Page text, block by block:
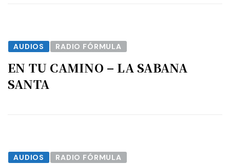
AUDIOS RADIO FÓRMULA
EN TU CAMINO – LA SABANA
SANTA
AUDIOS RADIO FÓRMULA